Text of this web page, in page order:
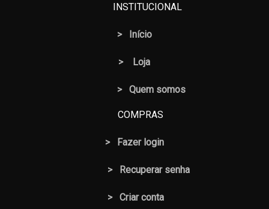
INSTITUCIONAL
> Início
> Loja
> Quem somos
COMPRAS
> Fazer login
> Recuperar senha
> Criar conta